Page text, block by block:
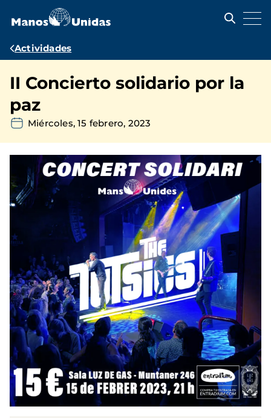
contenido
Ruta
navegación
Actividades
II Concierto solidario por la
paz
Miércoles, 15 febrero, 2023